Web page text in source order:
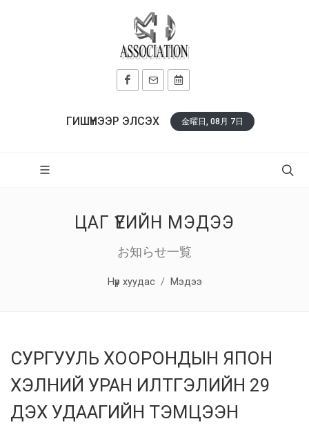
ГИШҮҮНЭЭР ЭЛСЭХ 金曜日, 08月 7日
ЦАГ ҮЕИЙН МЭДЭЭ
お知らせ一覧
Нүүр хуудас Мэдээ
СУРГУУЛЬ ХООРОНДЫН ЯПОН
ХЭЛНИЙ УРАН ИЛТГЭЛИЙН 29
ДЭХ УДААГИЙН ТЭМЦЭЭН